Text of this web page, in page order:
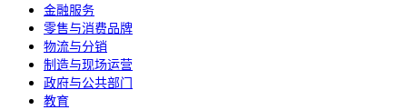
金融服务
零售与消费品牌
物流与分销
制造与现场运营
政府与公共部门
教育